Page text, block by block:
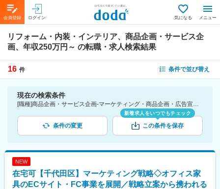
会員登録 ログイン 気になる メニュー
リフォーム・内装・インテリア、商品企画・サービス企
画、年収250万円～ の転職・求人検索結果
16 件 条件で並び替え
現在の検索条件
[職種]商品企画・サービス企画-マーケティング・商品企画・広告宣伝 [業種]リフォーム・内装・インテリア-建設・プラント・不動産業界 [年収]250万円～
条件の変更
新着求人をいつでもチェック
この条件を保存
NEW
在宅可【千代田区】マーケティング戦略◇オフィス家
具のECサイト・FC事業を展開／戦略立案から携われる